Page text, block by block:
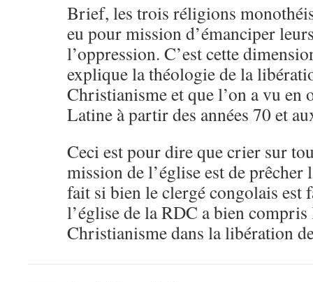
Brief, les trois réligions
eu pour mission d’émanciper
l’oppression. C’est cette
explique la théologie de la
Christianisme et que l’on a vu en
Latine à partir des années 70 et
Ceci est pour dire que crier sur
mission de l’église est de
fait si bien le clergé congolais est
l’église de la RDC a bien
Christianisme dans la libération